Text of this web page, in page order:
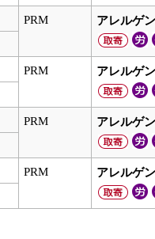
PRM アレルゲ
PRM アレルゲ
PRM アレルゲ
PRM アレルゲ